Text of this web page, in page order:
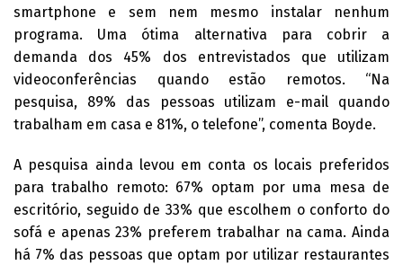
smartphone e sem nem mesmo instalar nenhum
programa. Uma ótima alternativa para cobrir a
demanda dos 45% dos entrevistados que utilizam
videoconferências quando estão remotos. “Na
pesquisa, 89% das pessoas utilizam e-mail quando
trabalham em casa e 81%, o telefone”, comenta Boyde.
A pesquisa ainda levou em conta os locais preferidos
para trabalho remoto: 67% optam por uma mesa de
escritório, seguido de 33% que escolhem o conforto do
sofá e apenas 23% preferem trabalhar na cama. Ainda
há 7% das pessoas que optam por utilizar restaurantes